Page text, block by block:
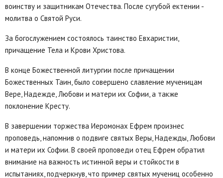
воинству и защитникам Отечества. После сугубой ектении -
молитва о Святой Руси.
За богослужением состоялось таинство Евхаристии,
причащение Тела и Крови Христова.
В конце Божественной литургии после причащении
Божественных Таин, было совершено славление мученицам
Вере, Надежде, Любови и матери их Софии, а также
поклонение Кресту.
В завершении торжества Иеромонах Ефрем произнес
проповедь, напомнив о подвиге святых Веры, Надежды, Любови
и матери их Софии. В своей проповеди отец Ефрем обратил
внимание на важность истинной веры и стойкости в
испытаниях, подчеркнув, что пример святых мучениц особенно